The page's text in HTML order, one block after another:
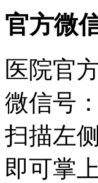
官方微
医院官
微信号
扫描左
即可掌